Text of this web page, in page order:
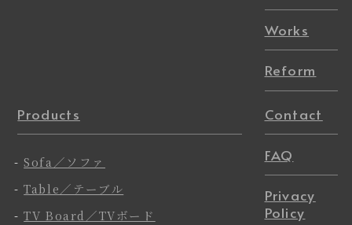
Works
Reform
Products
-Sofa／ソファ
-Table／テーブル
-TV Board／TVボード
Contact
FAQ
Privacy
Policy